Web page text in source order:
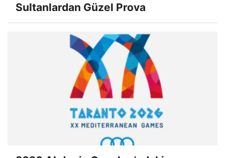
Sultanlardan Güzel Prova